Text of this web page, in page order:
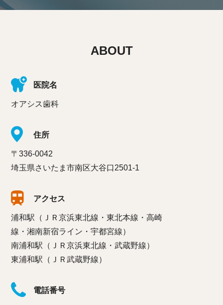
ABOUT
医院名
オアシス歯科
住所
〒336-0042
埼玉県さいたま市南区大谷口2501-1
アクセス
浦和駅（ＪＲ京浜東北線・東北本線・高崎
線・湘南新宿ライン・宇都宮線）
南浦和駅（ＪＲ京浜東北線・武蔵野線）
東浦和駅（ＪＲ武蔵野線）
電話番号